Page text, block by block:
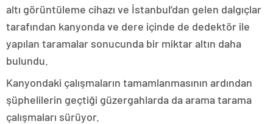
altı görüntüleme cihazı ve İstanbul’dan gelen dalgıçlar
tarafından kanyonda ve dere içinde de dedektör ile
yapılan taramalar sonucunda bir miktar altın daha
bulundu.
Kanyondaki çalışmaların tamamlanmasının ardından
şüphelilerin geçtiği güzergahlarda da arama tarama
çalışmaları sürüyor.